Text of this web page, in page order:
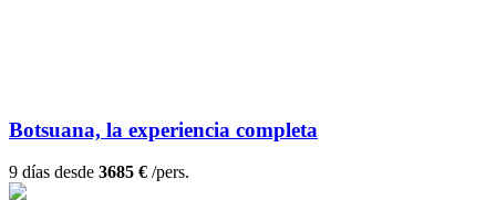
Botsuana, la experiencia completa
9 días desde 3685 € /pers.